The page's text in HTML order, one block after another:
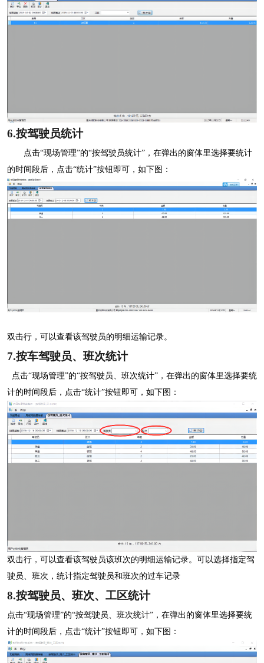
6.按驾驶员统计
点击“现场管理”的“按驾驶员统计”，在弹出的窗体里选择要统计
的时间段后，点击“统计”按钮即可，如下图：
双击行，可以查看该驾驶员的明细运输记录。
7.按车驾驶员、班次统计
点击“现场管理”的“按驾驶员、班次统计”，在弹出的窗体里选择要统
计的时间段后，点击“统计”按钮即可，如下图：
双击行，可以查看该驾驶员该班次的明细运输记录。可以选择指定驾
驶员、班次，统计指定驾驶员和班次的过车记录
8.按驾驶员、班次、工区统计
点击“现场管理”的“按驾驶员、班次统计”，在弹出的窗体里选择要统
计的时间段后，点击“统计”按钮即可，如下图：